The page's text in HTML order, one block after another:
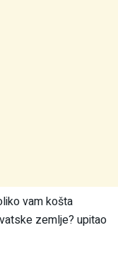
vam košta
zemlje? upitao